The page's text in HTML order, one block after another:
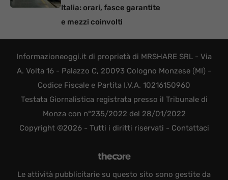
Italia: orari, fasce garantite
e mezzi coinvolti
Informazioneoggi.it di proprietà di MRSHARE SRL - Via
A. Volta 16 - Palazzo C, 20093 Cologno Monzese (MI) -
Codice Fiscale e Partita I.V.A. 10216150960
Testata Giornalistica registrata presso il Tribunale di
Monza con n°235/2022 del 28/01/2022
Copyright ©2026 - Tutti i diritti riservati - Contattaci
Le attività pubblicitarie su questo sito sono gestite da